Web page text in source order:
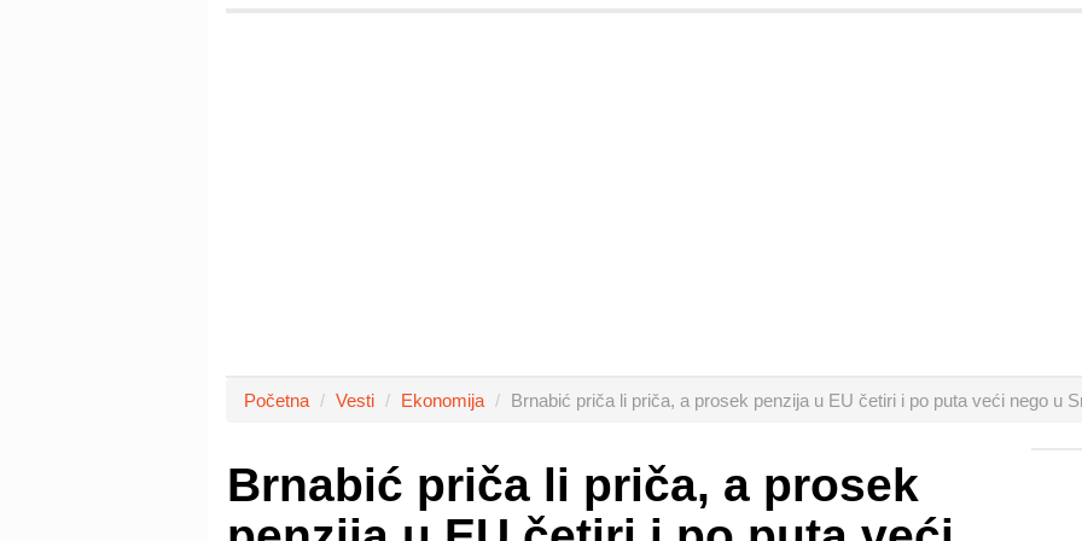
Početna Vesti Ekonomija Brnabić priča li priča, a prosek penzija u EU četiri i po puta veći nego u
Brnabić priča li priča, a prosek